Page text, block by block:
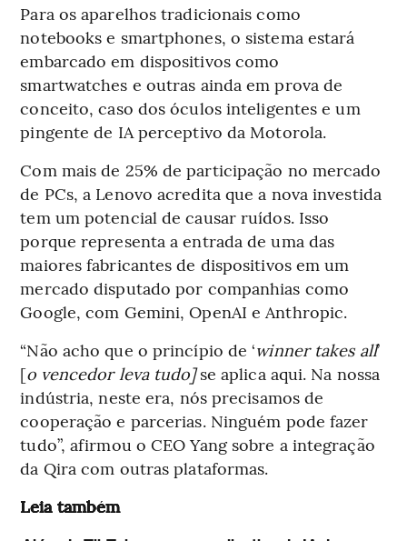
Para os aparelhos tradicionais como
notebooks e smartphones, o sistema estará
embarcado em dispositivos como
smartwatches e outras ainda em prova de
conceito, caso dos óculos inteligentes e um
pingente de IA perceptivo da Motorola.
Com mais de 25% de participação no mercado
de PCs, a Lenovo acredita que a nova investida
tem um potencial de causar ruídos. Isso
porque representa a entrada de uma das
maiores fabricantes de dispositivos em um
mercado disputado por companhias como
Google, com Gemini, OpenAI e Anthropic.
“Não acho que o princípio de ‘winner takes all’
[o vencedor leva tudo]se aplica aqui. Na nossa
indústria, neste era, nós precisamos de
cooperação e parcerias. Ninguém pode fazer
tudo”, afirmou o CEO Yang sobre a integração
da Qira com outras plataformas.
Leia também